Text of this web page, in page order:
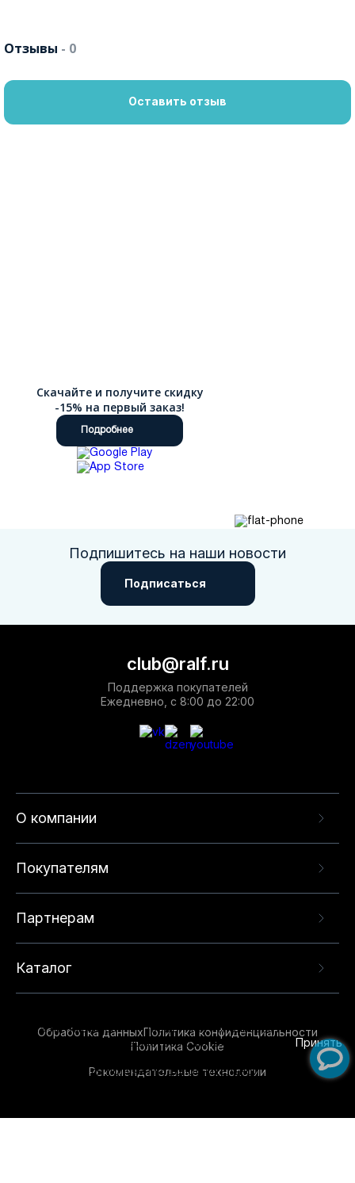
Отзывы - 0
Оставить отзыв
Скачайте и получите скидку
-15% на первый заказ!
Подробнее
Подпишитесь на наши новости
Подписаться
О компании
Покупателям
Партнерам
Каталог
club@ralf.ru
Поддержка покупателей
Ежедневно, с 8:00 до 22:00
Обработка данныхПолитика конфиденциальности
Политика Cookie
Рекомендательные технологии
опыта на нашем сайте. Продолжая использовать
данный сайт, вы соглашаетесь с использованием
технологий. Для получения дополнительной
Принять